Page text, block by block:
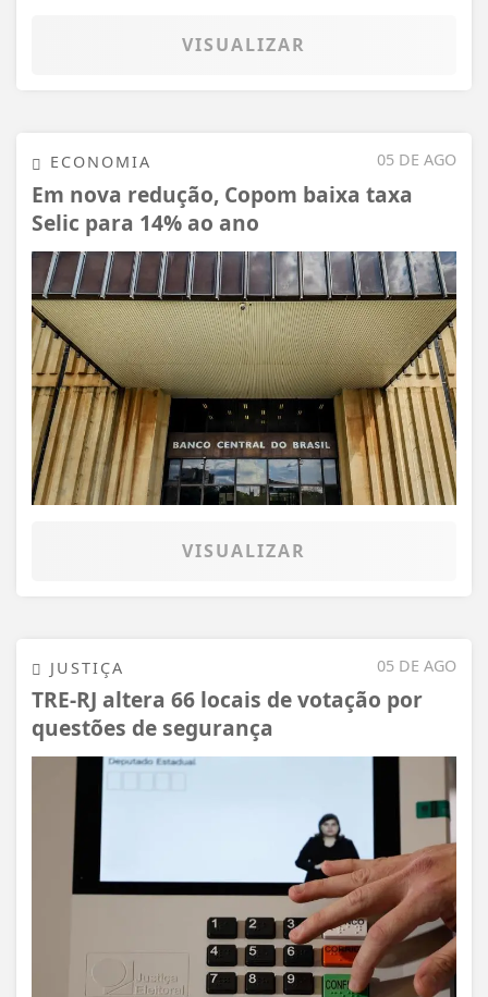
VISUALIZAR
05 DE AGO
ECONOMIA
Em nova redução, Copom baixa taxa
Selic para 14% ao ano
VISUALIZAR
05 DE AGO
JUSTIÇA
TRE-RJ altera 66 locais de votação por
questões de segurança